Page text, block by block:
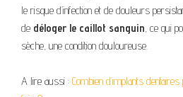
le risque d’infection et de douleurs
de déloger le caillot sanguin, ce qui
sèche, une condition douloureuse.
A lire aussi : Combien d’implants